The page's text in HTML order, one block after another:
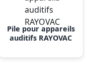
Pile pour appareils
auditifs RAYOVAC